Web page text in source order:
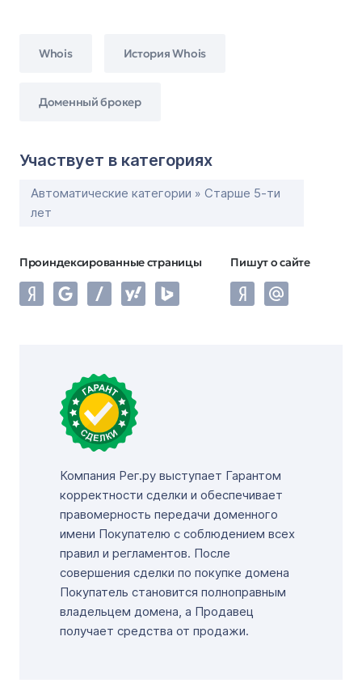
Whois История Whois
Доменный брокер
Участвует в категориях
Автоматические категории » Старше 5-ти
лет
Проиндексированные страницы Пишут о сайте
Компания Рег.ру выступает Гарантом
корректности сделки и обеспечивает
правомерность передачи доменного
имени Покупателю с соблюдением всех
правил и регламентов. После
совершения сделки по покупке домена
Покупатель становится полноправным
владельцем домена, а Продавец
получает средства от продажи.